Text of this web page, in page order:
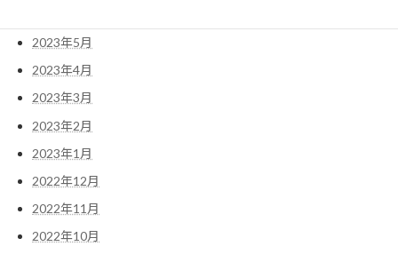
2023年5月
2023年4月
2023年3月
2023年2月
2023年1月
2022年12月
2022年11月
2022年10月